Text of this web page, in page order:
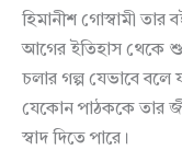
হিমানীশ গোস্বামী তার
আগের ইতিহাস থেকে
চলার গল্প যেভাবে বলে
যেকোন পাঠককে তার
স্বাদ দিতে পারে।